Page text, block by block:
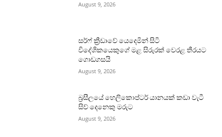
August 9, 2026
සර්ෆ් ක්‍රීඩාවේ යෙදෙමින් සිටි
විදේශිකයෙකුගේ මළ සිරුරක් වෙරළ තීරයට
ගොඩගසයි
August 9, 2026
බ්‍රසීලයේ හෙලිකොප්ටර් යානයක් කඩා වැටී
සිව් දෙනෙකු මරුට
August 9, 2026